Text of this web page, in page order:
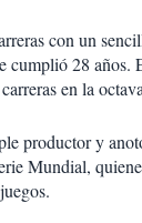
con un
cumplió 28 años.
en la
productor y
Mundial,